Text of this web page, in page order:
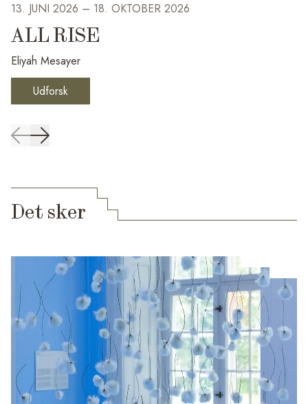
13. JUNI 2026 – 18. OKTOBER 2026
ALL RISE
Eliyah Mesayer
Udforsk
Det sker